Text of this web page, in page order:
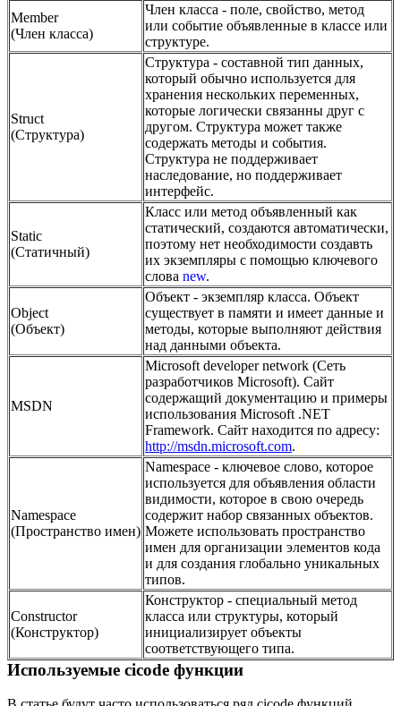
Member
(Член класса)
Член класса - поле, свойство, метод
или событие объявленные в классе или
структуре.
Struct
(Структура)
Структура - составной тип данных,
который обычно используется для
хранения нескольких переменных,
которые логически связанны друг с
другом. Структура может также
содержать методы и события.
Структура не поддерживает
наследование, но поддерживает
интерфейс.
Static
(Статичный)
Класс или метод объявленный как
статический, создаются автоматически,
поэтому нет необходимости создавть
их экземпляры с помощью ключевого
слова new.
Object
(Объект)
Объект - экземпляр класса. Объект
существует в памяти и имеет данные и
методы, которые выполняют действия
над данными объекта.
MSDN
Microsoft developer network (Сеть
разработчиков Microsoft). Сайт
содержащий документацию и примеры
использования Microsoft .NET
Framework. Сайт находится по адресу:
http://msdn.microsoft.com.
Namespace
(Пространство имен)
Namespace - ключевое слово, которое
используется для объявления области
видимости, которое в свою очередь
содержит набор связанных объектов.
Можете использовать пространство
имен для организации элементов кода
и для создания глобально уникальных
типов.
Constructor
(Конструктор)
Конструктор - специальный метод
класса или структуры, который
инициализирует объекты
соответствующего типа.
Используемые сicode функции